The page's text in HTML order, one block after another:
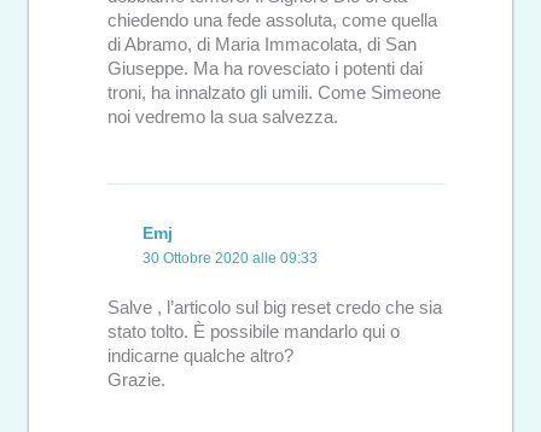
chiedendo una fede assoluta, come quella
di Abramo, di Maria Immacolata, di San
Giuseppe. Ma ha rovesciato i potenti dai
troni, ha innalzato gli umili. Come Simeone
noi vedremo la sua salvezza.
Emj
30 Ottobre 2020 alle 09:33
Salve , l’articolo sul big reset credo che sia
stato tolto. È possibile mandarlo qui o
indicarne qualche altro?
Grazie.